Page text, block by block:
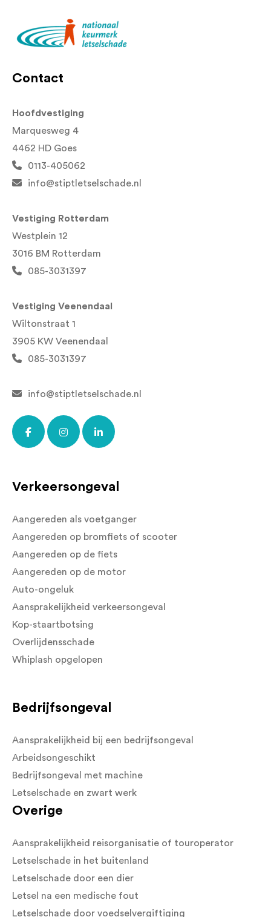
Contact
Hoofdvestiging
Marquesweg 4
4462 HD Goes
0113-405062
info@stiptletselschade.nl
Vestiging Rotterdam
Westplein 12
3016 BM Rotterdam
085-3031397
Vestiging Veenendaal
Wiltonstraat 1
3905 KW Veenendaal
085-3031397
info@stiptletselschade.nl
Verkeersongeval
Aangereden als voetganger
Aangereden op bromfiets of scooter
Aangereden op de fiets
Aangereden op de motor
Auto-ongeluk
Aansprakelijkheid verkeersongeval
Kop-staartbotsing
Overlijdensschade
Whiplash opgelopen
Bedrijfsongeval
Aansprakelijkheid bij een bedrijfsongeval
Arbeidsongeschikt
Bedrijfsongeval met machine
Letselschade en zwart werk
Overige
Aansprakelijkheid reisorganisatie of touroperator
Letselschade in het buitenland
Letselschade door een dier
Letsel na een medische fout
Letselschade door voedselvergiftiging